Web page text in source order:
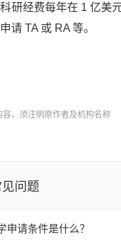
研经费每年在 1 亿美
请 TA 或 RA 等。
，须注明原作者及机构名称
问题
申请条件是什么？